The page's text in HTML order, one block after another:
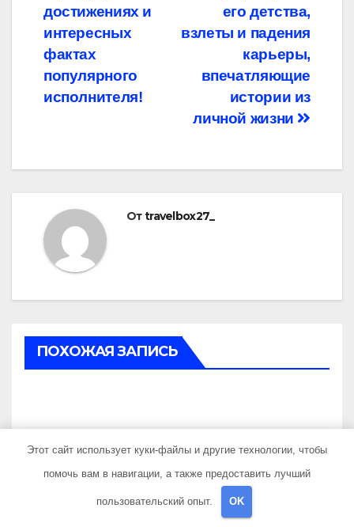
его детства,
взлеты и падения
карьеры,
впечатляющие
истории из
личной жизни
достижениях и
интересных
фактах
популярного
исполнителя!
Отtravelbox27_
ПОХОЖАЯ ЗАПИСЬ
UNCATEGORISED
Топологическая
антропология скуки:
стохастический резонанс
TRAVELBOX27_
Этот сайт использует куки-файлы и другие технологии, чтобы
помочь вам в навигации, а также предоставить лучший
пользовательский опыт. OK